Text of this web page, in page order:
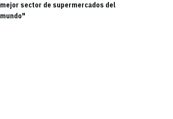
mejor sector de supermercados del
mundo"